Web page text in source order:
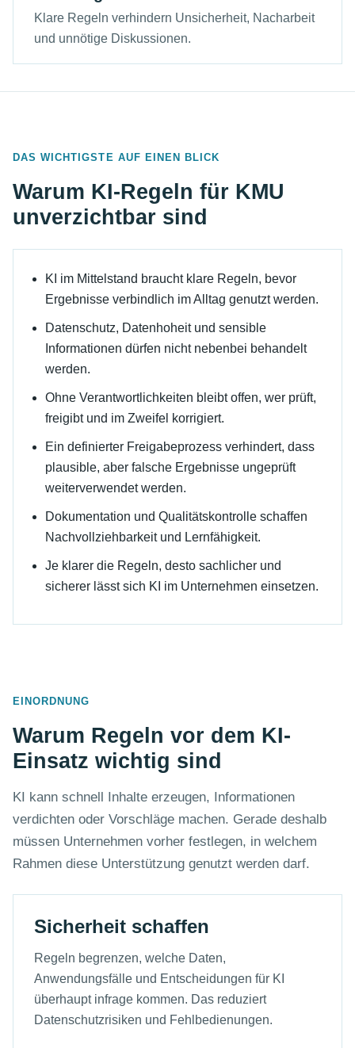
Klare Regeln verhindern Unsicherheit, Nacharbeit
und unnötige Diskussionen.
DAS WICHTIGSTE AUF EINEN BLICK
Warum KI-Regeln für KMU
unverzichtbar sind
KI im Mittelstand braucht klare Regeln, bevor
Ergebnisse verbindlich im Alltag genutzt werden.
Datenschutz, Datenhoheit und sensible
Informationen dürfen nicht nebenbei behandelt
werden.
Ohne Verantwortlichkeiten bleibt offen, wer prüft,
freigibt und im Zweifel korrigiert.
Ein definierter Freigabeprozess verhindert, dass
plausible, aber falsche Ergebnisse ungeprüft
weiterverwendet werden.
Dokumentation und Qualitätskontrolle schaffen
Nachvollziehbarkeit und Lernfähigkeit.
Je klarer die Regeln, desto sachlicher und
sicherer lässt sich KI im Unternehmen einsetzen.
EINORDNUNG
Warum Regeln vor dem KI-
Einsatz wichtig sind
KI kann schnell Inhalte erzeugen, Informationen
verdichten oder Vorschläge machen. Gerade deshalb
müssen Unternehmen vorher festlegen, in welchem
Rahmen diese Unterstützung genutzt werden darf.
Sicherheit schaffen
Regeln begrenzen, welche Daten,
Anwendungsfälle und Entscheidungen für KI
überhaupt infrage kommen. Das reduziert
Datenschutzrisiken und Fehlbedienungen.